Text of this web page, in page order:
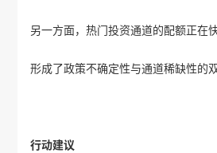
另一方面，热门投资通道的配额正在
形成了政策不确定性与通道稀缺性的双
行动建议